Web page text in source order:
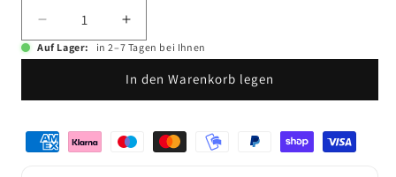
Verringere
die
Menge
Schmuck
Blumenkinder
Nelkenwurz
Erhöhe
die
Menge
für
Schmuck
Blumenkinder
Nelkenwurz
Auf Lager: in 2–7 Tagen bei Ihnen
In den Warenkorb legen
Zahlungsmethoden